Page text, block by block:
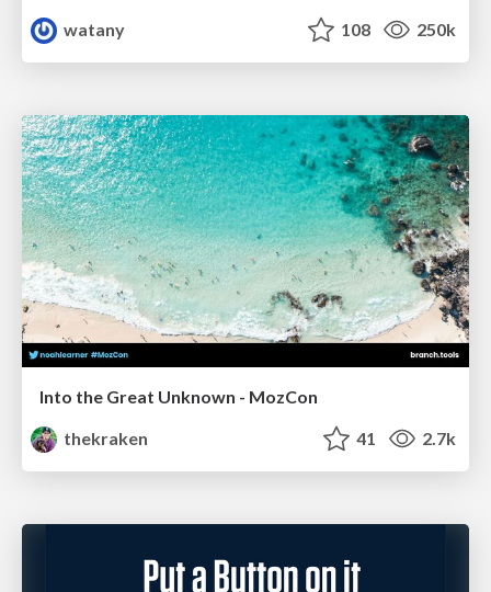
watany 108 250k
Into the Great Unknown - MozCon
thekraken
41 2.7k